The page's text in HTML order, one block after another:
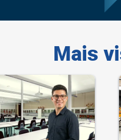
Mais